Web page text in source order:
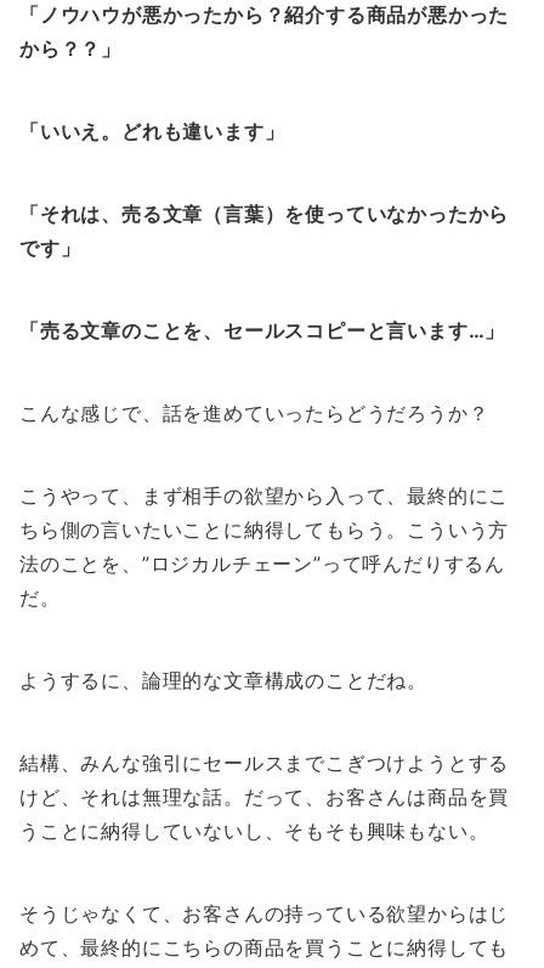
「ノウハウが悪かったから？紹介する商品が悪かった
から？？」
「いいえ。どれも違います」
「それは、売る文章（言葉）を使っていなかったから
です」
「売る文章のことを、セールスコピーと言います…」
こんな感じで、話を進めていったらどうだろうか？
こうやって、まず相手の欲望から入って、最終的にこ
ちら側の言いたいことに納得してもらう。こういう方
法のことを、”ロジカルチェーン”って呼んだりするん
だ。
ようするに、論理的な文章構成のことだね。
結構、みんな強引にセールスまでこぎつけようとする
けど、それは無理な話。だって、お客さんは商品を買
うことに納得していないし、そもそも興味もない。
そうじゃなくて、お客さんの持っている欲望からはじ
めて、最終的にこちらの商品を買うことに納得しても